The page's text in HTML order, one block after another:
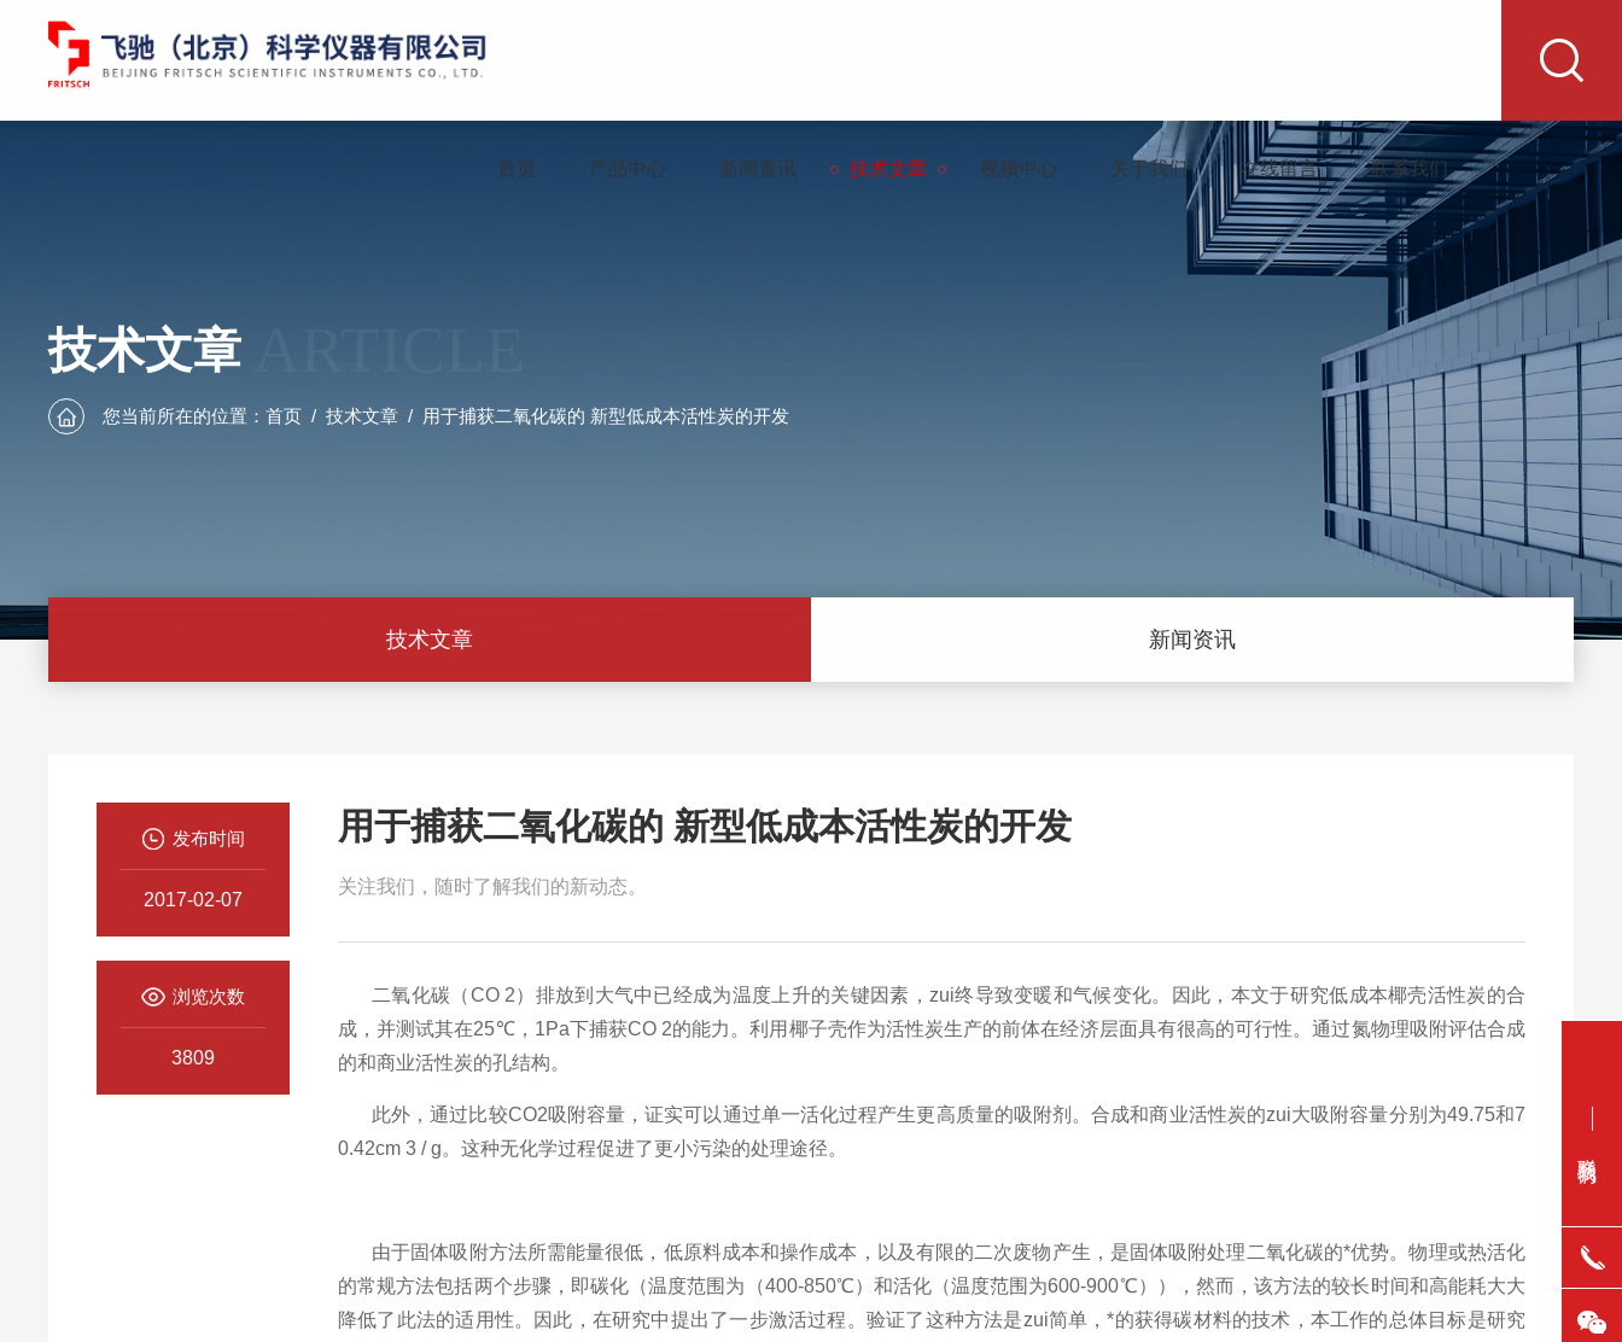
首页 产品中心 新闻资讯 技术文章 视频中心 关于我们 在线留言 联系我们
技术文章
您当前所在的位置： 首页 / 技术文章 / 用于捕获二氧化碳的 新型低成本活性炭的开发
技术文章 新闻资讯
用于捕获二氧化碳的 新型低成本活性炭的开发
关注我们，随时了解我们的新动态。
二氧化碳（CO 2）排放到大气中已经成为温度上升的关键因素，zui终导致变暖和气候变化。因此，本文于研究低成本椰壳活性炭的合
成，并测试其在25℃， 1Pa下捕获CO 2的能力。利用椰子壳作为活性炭生产的前体在经济层面具有很高的可行性。通过氮物理吸附评估合成
的和商业活性炭的孔结构。
此外，通过比较CO2吸附容量，证实可以通过单一活化过程产生更高质量的吸附剂。合成和商业活性炭的zui大吸附容量分别为49.75和7
0.42cm 3 / g。这种无化学过程促进了更小污染的处理途径。
由于固体吸附方法所需能量很低，低原料成本和操作成本，以及有限的二次废物产生，是固体吸附处理二氧化碳的*优势。物理或热活化
的常规方法包括两个步骤，即碳化（温度范围为（400-850℃）和活化（温度范围为600-900℃）），然而，该方法的较长时间和高能耗大大
降低了此法的适用性。因此，在研究中提出了一步激活过程。验证了这种方法是zui简单，*的获得碳材料的技术，本工作的总体目标是研究
发布时间
2017-02-07
浏览次数
3809